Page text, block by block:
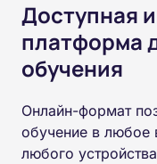
Доступная
платформа
обучения
Онлайн-формат
обучение в
любого